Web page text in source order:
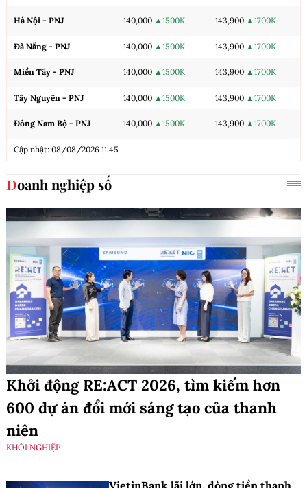
Hà Nội - PNJ 140,000 ▲1500K 143,900 ▲1700K
Đà Nẵng - PNJ 140,000 ▲1500K 143,900 ▲1700K
Miền Tây - PNJ 140,000 ▲1500K 143,900 ▲1700K
Tây Nguyên - PNJ 140,000 ▲1500K 143,900 ▲1700K
Đông Nam Bộ - PNJ 140,000 ▲1500K 143,900 ▲1700K
Cập nhật: 08/08/2026 11:45
Doanh nghiệp số
Khởi động RE:ACT 2026, tìm kiếm hơn
600 dự án đổi mới sáng tạo của thanh
niên
KHỞI NGHIỆP